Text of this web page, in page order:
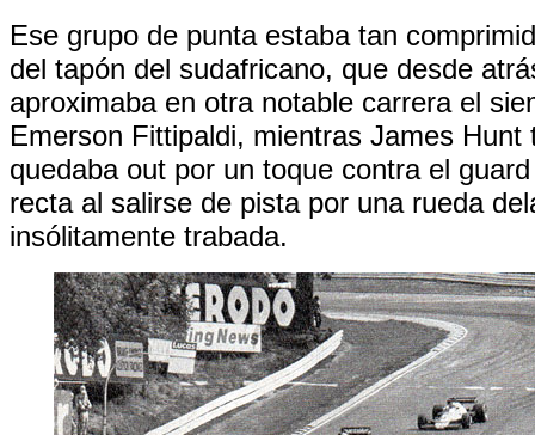
Ese grupo de punta estaba tan
del tapón del sudafricano, que desde
aproximaba en otra notable carrera el
Emerson Fittipaldi, mientras James Hunt
quedaba out por un toque contra el
recta al salirse de pista por una rueda
insólitamente trabada.